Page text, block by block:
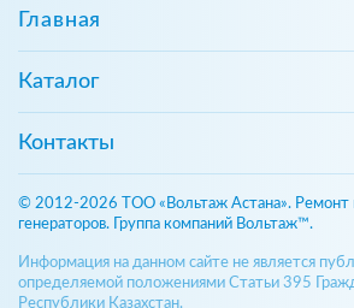
Главная
Каталог
Контакты
© 2012-2026 ТОО «Вольтаж Астана». Ремонт
генераторов. Группа компаний Вольтаж™.
Информация на данном сайте не является
определяемой положениями Статьи 395
Республики Казахстан.